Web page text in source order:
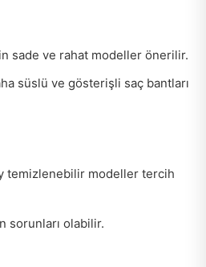
sade ve rahat modeller önerilir.
süslü ve gösterişli saç bantları
temizlenebilir modeller tercih
sorunları olabilir.